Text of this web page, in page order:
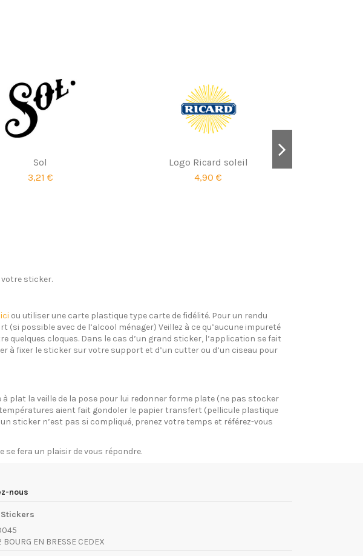
Sol
3,21 €
Logo Ricard soleil
4,90 €
sticker.
ici ou utiliser une carte plastique type carte de fidélité. Pour un rendu
possible avec de l’alcool ménager) Veillez à ce qu’aucune impureté
cloques. Dans le cas d’un grand sticker, l’application se fait
à fixer le sticker sur votre support et d’un cutter ou d’un ciseau pour
plat la veille de la pose pour lui redonner forme plate (ne pas stocker
aient fait gondoler le papier transfert (pellicule plastique
sticker n’est pas si compliqué, prenez votre temps et référez-vous
se fera un plaisir de vous répondre.
nous
BOURG EN BRESSE CEDEX